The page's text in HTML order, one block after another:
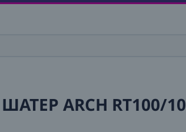
ARCH RT100/10